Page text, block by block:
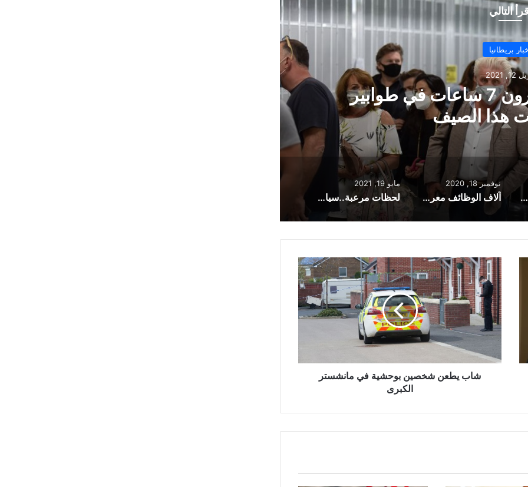
التالي
أخبار بريطانيا
18, 2020
إن لم ينتهي الإغلاق في
المحدد
البريطانيون قد ينتظرون 7 ساعات في طوابير بالمطارات هذا الصيف
نوفمبر 18, 2020
آلاف الوظائف معرضة للخطر إن لم ينتهي الإغلاق في الموعد المحدد
مايو 19, 2021
لحظات مرعبة..سيارة تصدم متظاهر من مؤيدي القضية الفلسطينية في لندن ويهرب (صور)
شاب
يطعن
شخصين
بوحشية
في
مانشستر
الكبرى
شاب يطعن شخصين بوحشية في مانشستر
الكبرى